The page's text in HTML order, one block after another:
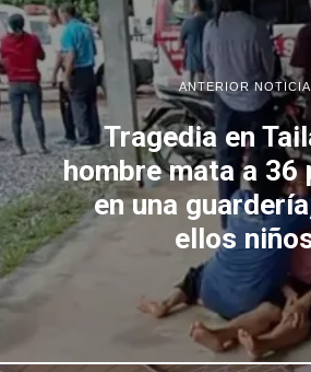
ANTERIOR NOTICIA
Tragedia en
hombre mata a 36
en una
ellos